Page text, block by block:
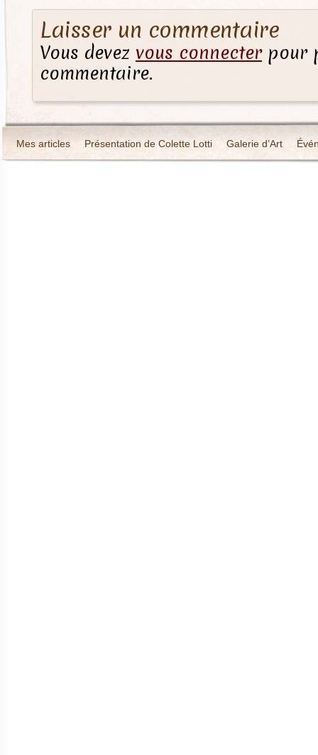
Laisser un commentaire
Vous devez vous connecterpour
commentaire.
Mes articles Présentation de Colette Lotti Galerie d’Art